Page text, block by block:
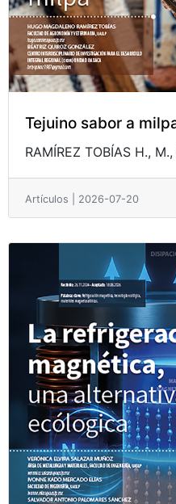
Tejuino sabor a
RAMÍREZ TOBÍAS H., M.,
Artículos | 2026-07-20